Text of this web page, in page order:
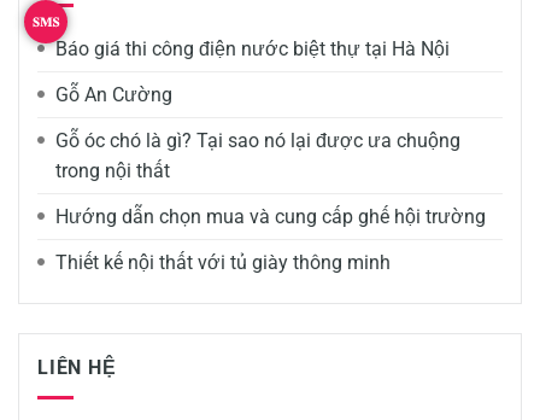
Báo giá thi công điện nước biệt thự tại Hà Nội
Gỗ An Cường
Gỗ óc chó là gì? Tại sao nó lại được ưa chuộng
trong nội thất
Hướng dẫn chọn mua và cung cấp ghế hội trường
Thiết kế nội thất với tủ giày thông minh
LIÊN HỆ